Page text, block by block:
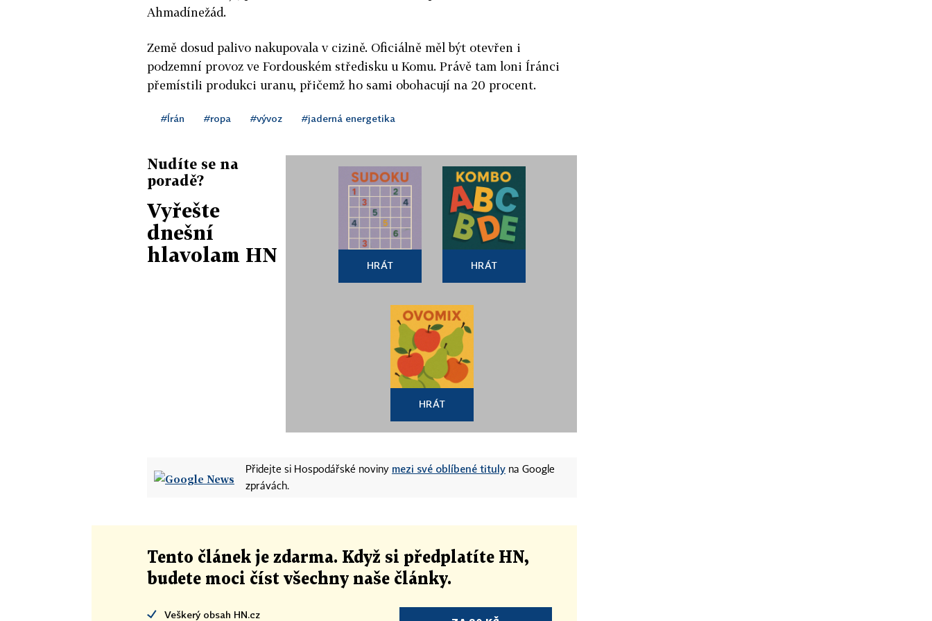
Ahmadínežád.
Země dosud palivo nakupovala v cizině. Oficiálně měl být otevřen i
podzemní provoz ve Fordouském středisku u Komu. Právě tam loni Íránci
přemístili produkci uranu, přičemž ho sami obohacují na 20 procent.
#Írán #ropa #vývoz #jaderná energetika
Nudíte se na
poradě?
Vyřešte
dnešní
hlavolam HN
HRÁT HRÁT
HRÁT
Přidejte si Hospodářské noviny mezi své oblíbené tituly na Google
zprávách.
Tento článek je zdarma. Když si předplatíte HN,
budete moci číst všechny naše články.
Veškerý obsah HN.cz